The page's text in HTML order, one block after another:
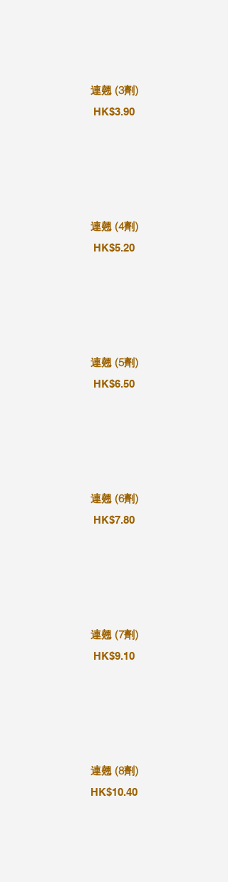
連翹 (3劑)
HK$3.90
連翹 (4劑)
HK$5.20
連翹 (5劑)
HK$6.50
連翹 (6劑)
HK$7.80
連翹 (7劑)
HK$9.10
連翹 (8劑)
HK$10.40